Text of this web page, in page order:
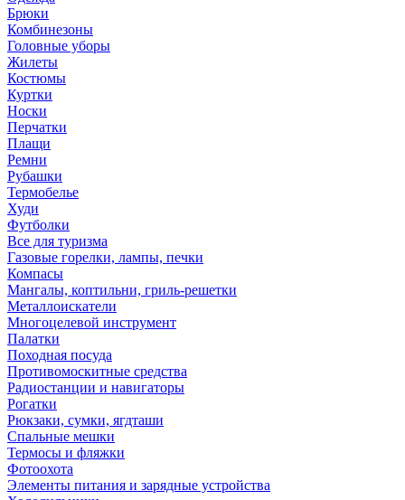
Брюки
Комбинезоны
Головные уборы
Жилеты
Костюмы
Куртки
Носки
Перчатки
Плащи
Ремни
Рубашки
Термобелье
Худи
Футболки
Все для туризма
Газовые горелки, лампы, печки
Компасы
Мангалы, коптильни, гриль-решетки
Металлоискатели
Многоцелевой инструмент
Палатки
Походная посуда
Противомоскитные средства
Радиостанции и навигаторы
Рогатки
Рюкзаки, сумки, ягдташи
Спальные мешки
Термосы и фляжки
Фотоохота
Элементы питания и зарядные устройства